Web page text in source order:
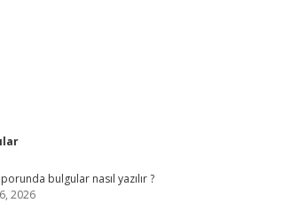
bulgular nasıl yazılır ?
2026